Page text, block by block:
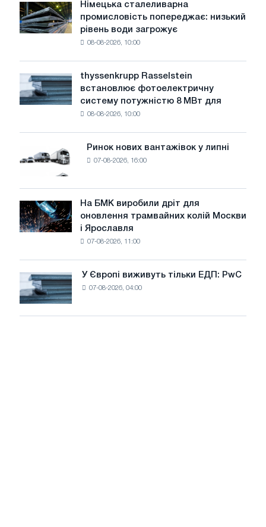
Німецька
сталеливарна
промисловість
води
загрожує
Німецька сталеливарна
промисловість попереджає: низький
рівень води загрожує
08-08-2026, 10:00
thyssenkrupp
Rasselstein
встановлює
фотоелектричну
цілей
декарбонізації
thyssenkrupp Rasselstein
встановлює фотоелектричну
систему потужністю 8 МВт для
08-08-2026, 10:00
Ринок
нових
вантажівок
у
липні
Ринок нових вантажівок у липні
07-08-2026, 16:00
На
БМК
виробили
трамвайних
колій
На БМК виробили дріт для
оновлення трамвайних колій Москви
і Ярославля
07-08-2026, 11:00
Європі
виживуть
тільки
У Європі виживуть тільки ЕДП: PwC
07-08-2026, 04:00